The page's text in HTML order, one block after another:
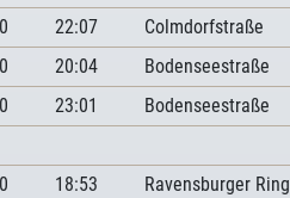
22:07 Colmdorfstraße
20:04 Bodenseestraße
23:01 Bodenseestraße
18:53 Ravensburger Ring